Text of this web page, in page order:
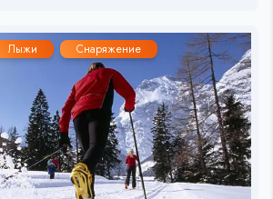
Лыжи Снаряжение